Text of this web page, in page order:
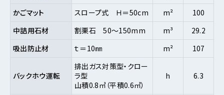
かごマット
スロープ式 Ｈ＝50cm m²
100
中詰用石材
割栗石 50～150mm m³
29.2
吸出防止材
ｔ＝10㎜ m² 107
バックホウ運転
排出ガス対策型・クロー
ラ型
山積0.8㎥（平積0.6㎥）
h 6.3